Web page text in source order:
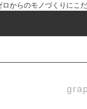
からのモノづくりにこ